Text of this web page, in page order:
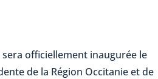
officiellement inaugurée le
de la Région Occitanie et de